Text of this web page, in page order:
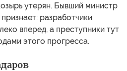
утерян. Бывший министр
разработчики
вперед, а преступники тут
этого прогресса.